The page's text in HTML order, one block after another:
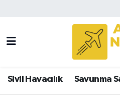
Sivil Havacılık Savunma